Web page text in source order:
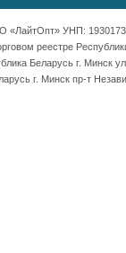
«ЛайтОпт» УНП:
реестре
Беларусь г. Минск
г. Минск пр-т